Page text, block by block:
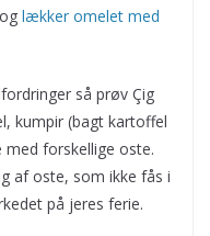
lækker omelet med
så prøv Çig
kumpir (bagt kartoffel
forskellige oste.
af oste, som ikke fås i
på jeres ferie.